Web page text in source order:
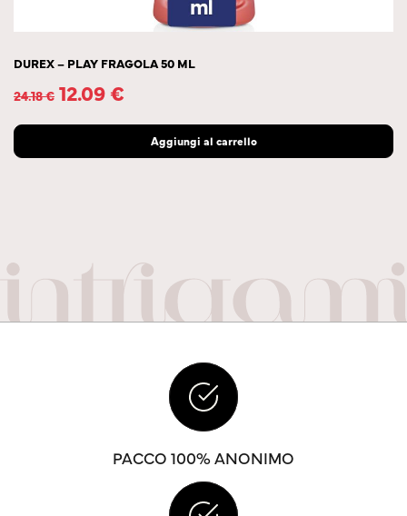
DUREX – PLAY FRAGOLA 50 ML
24.18€ 12.09€
Aggiungi al carrello
PACCO 100% ANONIMO